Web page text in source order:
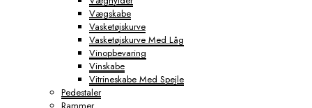
Vægskabe
Vasketøjskurve
Vasketøjskurve Med Låg
Vinopbevaring
Vinskabe
Vitrineskabe Med Spejle
Pedestaler